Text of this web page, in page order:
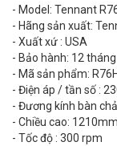
- Model: Tennant
- Hãng sản xuất:
- Xuất xứ : USA
- Bảo hành: 12 tháng
- Mã sản phẩm:
- Điện áp / tần số :
- Đương kính bàn
- Chiều cao: 1210mm
- Tốc độ : 300 rpm